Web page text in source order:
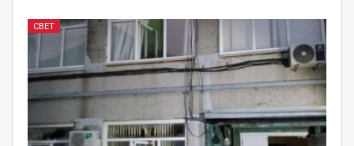
СВЕТ